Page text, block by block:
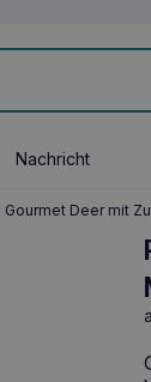
Nachricht
Gourmet Deer mit